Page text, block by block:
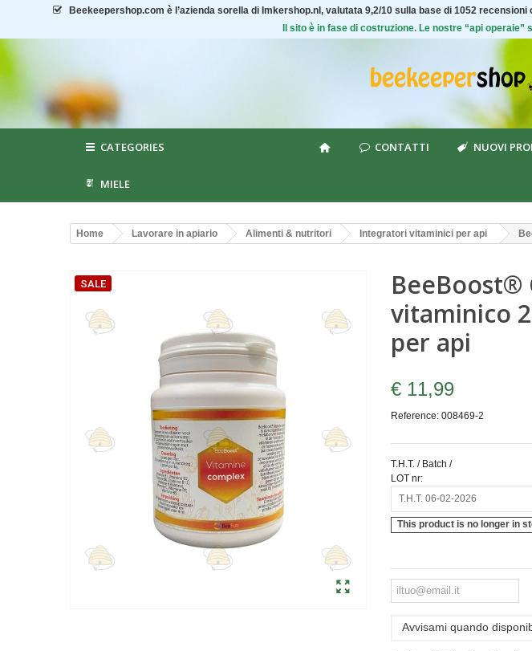
Beekeepershop.com è l’azienda sorella di Imkershop.nl, valutata 9,2/10 sulla base di 1052 recensioni
Il sito è in fase di costruzione. Le nostre “api
CATEGORIES CONTATTI NUOVI
MIELE
Home Lavorare in apiario Alimenti & nutritori Integratori vitaminici per api
SALE
BeeBoost®
vitaminico
per api
€ 11,99
Reference: 008469-2
T.H.T. / Batch /
LOT nr:
T.H.T. 06-02-2026
This product is no longer in
Avvisami quando